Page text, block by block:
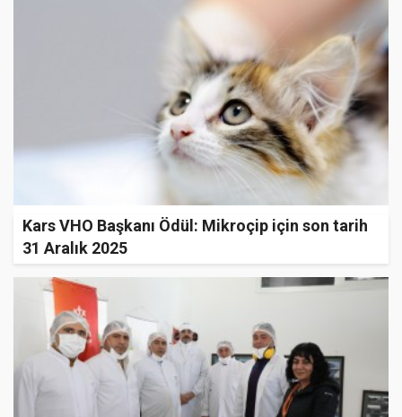
Kars VHO Başkanı Ödül: Mikroçip için son tarih
31 Aralık 2025